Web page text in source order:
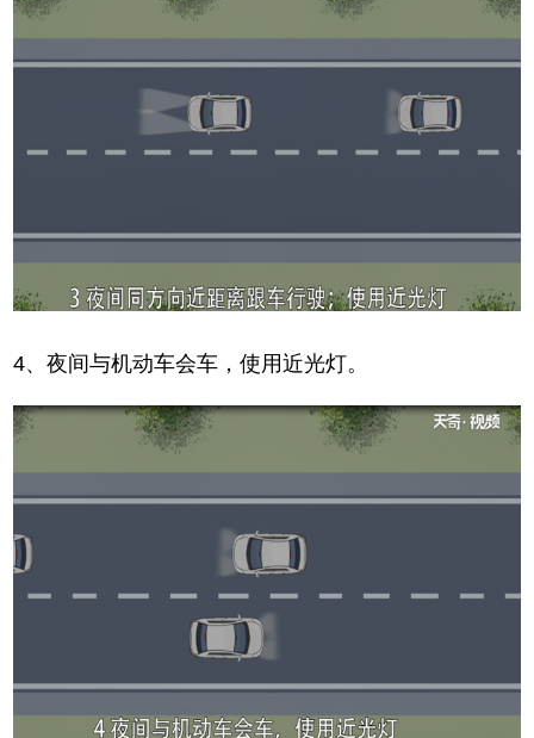
4、夜间与机动车会车，使用近光灯。